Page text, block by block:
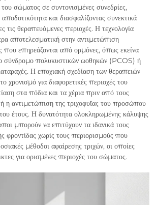
σώματος σε συντονισμένες συνεδρίες,
και διασφαλίζοντας συνεκτικά
τις θεραπευόμενες περιοχές. Η τεχνολογία
αποτελεσματική στην αντιμετώπιση
που επηρεάζονται από ορμόνες, όπως εκείνα
σύνδρομο πολυκυστικών ωοθηκών (PCOS) ή
Η εποχιακή σχεδίαση των θεραπειών
χρονισμό για διαφορετικές περιοχές του
στα πόδια και τα χέρια πριν από τους
ή η αντιμετώπιση της τριχοφυΐας του προσώπου
έτους. Η δυνατότητα ολοκληρωμένης κάλυψης
μπορούν να επιτύχουν τα ιδανικά τους
χωρίς τους περιορισμούς που
μέθοδοι αφαίρεσης τριχών, οι οποίες
για ορισμένες περιοχές του σώματος.